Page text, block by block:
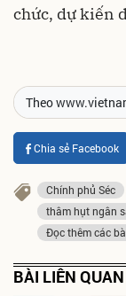
chức, dự kiến
Theo
Chia sẻ Facebook
Chính phủ Séc
thâm hụt ngân
Đọc thêm các
BÀI LIÊN QUAN